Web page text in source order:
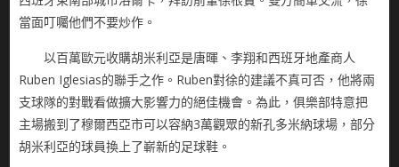
當面叮囑他們不要炒作。
以百萬歐元收購胡米利亞是唐暉、李翔和西班牙地產商人
Ruben Iglesias的聯手之作。Ruben對徐的建議不真可否，他將兩
支球隊的對戰看做擴大影響力的絕佳機會。為此，俱樂部特意把
主場搬到了穆爾西亞市可以容納3萬觀眾的新孔多米納球場，部分
胡米利亞的球員換上了嶄新的足球鞋。